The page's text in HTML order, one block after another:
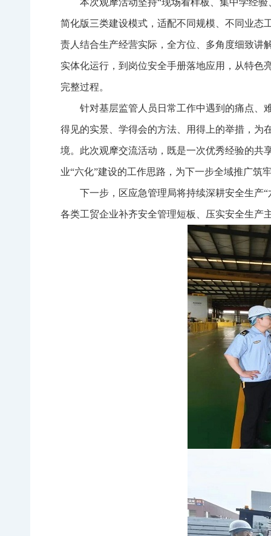
本次观摩活动坚持“现场看样板、集中学经
简化版三类建设模式，适配不同规模、不同业态
责人结合生产经营实际，全方位、多角度细致讲
实体化运行，到岗位安全手册落地应用，从特色
完整过程。
针对基层监管人员日常工作中遇到的痛点、
得见的实景、学得会的方法、用得上的举措，为
境。此次观摩交流活动，既是一次优秀经验的共
业“六化”建设的工作思路，为下一步全域推广筑
下一步，区应急管理局将持续深耕安全生产
各类工贸企业补齐安全管理短板、压实安全生产